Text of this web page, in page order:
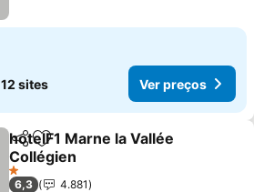
12 sites Ver preços
PartilharAdicionar aos favoritos
hotelF1 Marne la Vallée
Collégien
Ver preços
1 Estrelas
6,3
4.881